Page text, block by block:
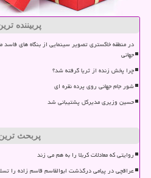
پربیننده
در منطقه خاکستری تصویر سینمایی از بنگاه های
جهانی
چرا پخش زنده از ثریا گرفته شد؟
شور جام جهانی روی پرده نقره ای
حسین وزیری مدیرکل پشتیبانی شد
پربحث
روایتی که معادلات کربلا را به هم می زند
عراقچی در پیامی درگذشت ابوالقاسم قاسم زاده را